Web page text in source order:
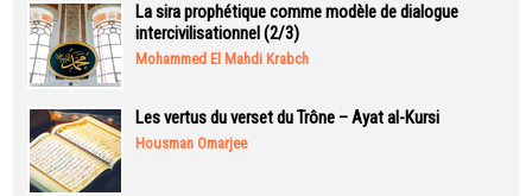
La sira prophétique comme modèle de dialogue
intercivilisationnel (2/3)
Mohammed El Mahdi Krabch
Les vertus du verset du Trône – Ayat al-Kursi
Housman Omarjee